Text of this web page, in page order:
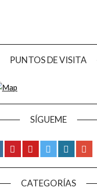
PUNTOS DE VISITA
SÍGUEME
CATEGORÍAS